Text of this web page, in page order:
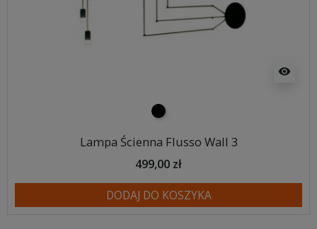
visibility
czarny
Lampa Ścienna Flusso Wall 3
499,00 zł
DODAJ DO KOSZYKA